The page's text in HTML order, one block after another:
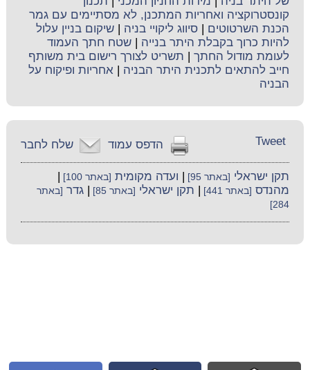
קונסטרוקציה ואחריות המתכנן, לא מסתיימים עם גמר
הכנת השרטוטים |סיווג ליקויי בניה |שיקום בניין עלול
להיות כרוך בקבלת היתר בנייה |שטח חתך העמוד
לעומת מודול החתך
תשריט לצורך רישום בית משותף
חייב להתאים לתכנית היתר הבניה |אחריות ופיקוח על
הבניה
שלח לחבר הדפס עמוד Tweet
תקן ישראלי [באתר 95] ועדה מקומית [באתר 100]
מהנדס [באתר 441] תקן ישראלי [באתר 85] |גדר [באתר
284]